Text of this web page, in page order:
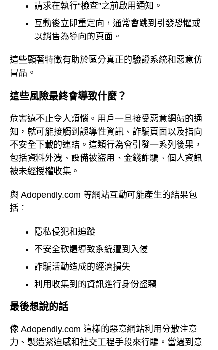
請求在執行“檢查”之前啟用通知。
互動後立即重定向，通常會跳到引發恐懼或
以銷售為導向的頁面。
這些顯著特徵有助於區分真正的驗證系統和惡意仿
冒品。
這些風險最終會導致什麼？
危害遠不止令人煩惱。用戶一旦接受惡意網站的通
知，就可能接觸到誤導性資訊、詐騙頁面以及指向
不安全下載的連結。這類行為會引發一系列後果，
包括資料外洩、設備被盜用、金錢詐騙、個人資訊
被未經授權收集。
與 Adopendly.com 等網站互動可能產生的結果包
括：
隱私侵犯和追蹤
不安全軟體導致系統遭到入侵
詐騙活動造成的經濟損失
利用收集到的資訊進行身份盜竊
最後想說的話
像 Adopendly.com 這樣的惡意網站利用分散注意
力、製造緊迫感和社交工程手段來行騙。當遇到意